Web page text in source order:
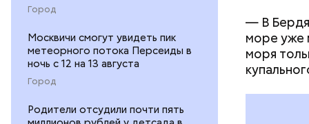
Город
Москвичи смогут увидеть пик
метеорного потока Персеиды в
ночь с 12 на 13 августа
Город
Родители отсудили почти пять
— В
море уже
моря